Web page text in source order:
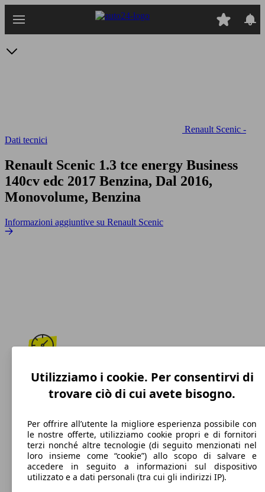
Renault Scenic -
Dati tecnici
Renault Scenic 1.3 tce energy Business
140cv edc 2017 Benzina, Dal 2016,
Monovolume, Benzina
Informazioni aggiuntive su Renault Scenic
195 km/h
Velocità massima
Benzina
Carburante
Utilizziamo i cookie. Per consentirvi di
trovare ciò di cui avete bisogno.
Per offrire all’utente la migliore esperienza possibile con
le nostre offerte, utilizziamo cookie propri e di fornitori
terzi nonché altre tecnologie (di seguito menzionati nel
loro insieme come “cookie”) allo scopo di salvare e
accedere in seguito a informazioni sul dispositivo
utilizzato e a dati personali (tra cui gli indirizzi IP).